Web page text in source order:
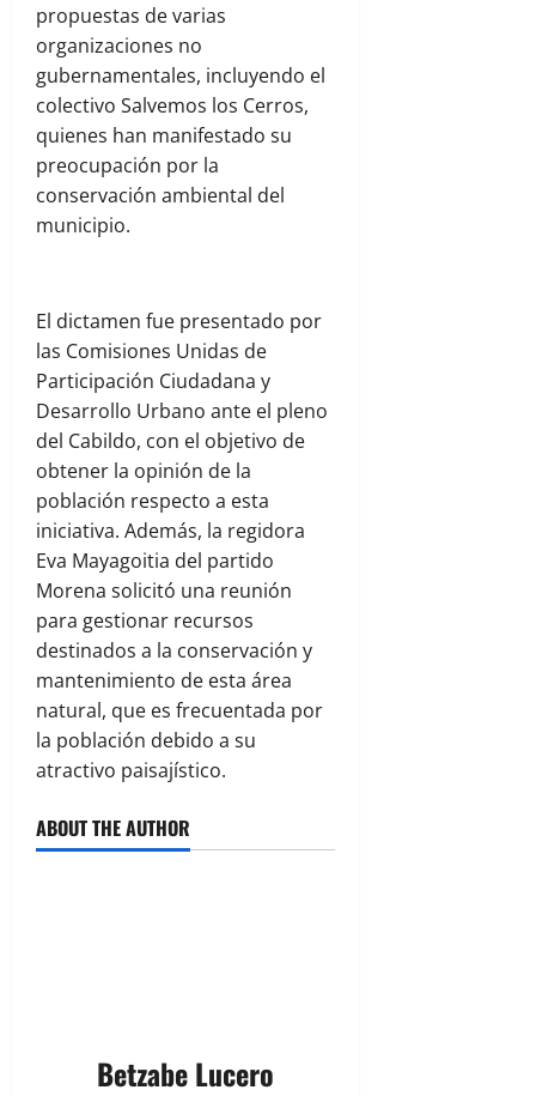
propuestas de varias
organizaciones no
gubernamentales, incluyendo el
colectivo Salvemos los Cerros,
quienes han manifestado su
preocupación por la
conservación ambiental del
municipio.
El dictamen fue presentado por
las Comisiones Unidas de
Participación Ciudadana y
Desarrollo Urbano ante el pleno
del Cabildo, con el objetivo de
obtener la opinión de la
población respecto a esta
iniciativa. Además, la regidora
Eva Mayagoitia del partido
Morena solicitó una reunión
para gestionar recursos
destinados a la conservación y
mantenimiento de esta área
natural, que es frecuentada por
la población debido a su
atractivo paisajístico.
ABOUT THE AUTHOR
Betzabe Lucero